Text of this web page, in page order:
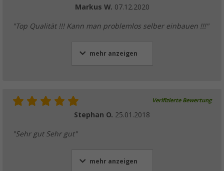
Markus W. 07.12.2020
"Top Qualität !!! Kann man problemlos selber einbauen !!!"
mehr anzeigen
Verifizierte Bewertung
Stephan O. 25.01.2018
"Sehr gut Sehr gut"
mehr anzeigen